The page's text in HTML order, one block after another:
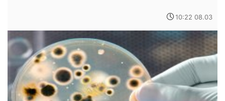
10:22 08.03